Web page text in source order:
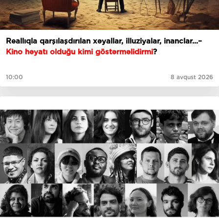
Reallıqla qarşılaşdırılan xəyallar, illuziyalar, inanclar...–
Kino həyatı olduğu kimi göstərməlidirmi?
10:00 8 avqust 2026